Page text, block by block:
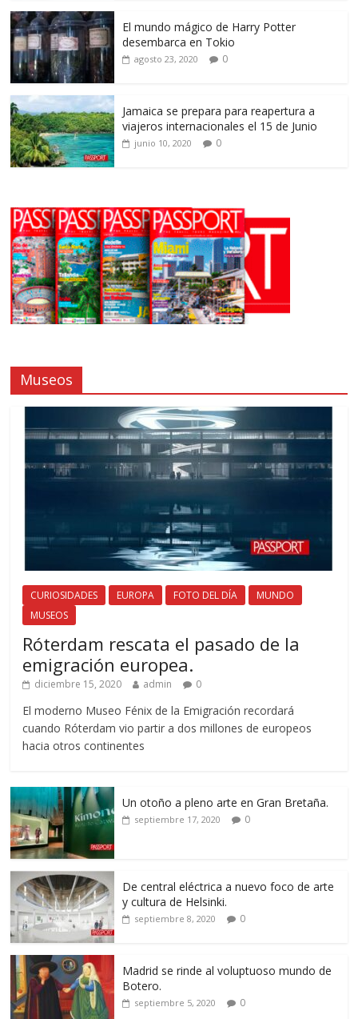
El mundo mágico de Harry Potter
desembarca en Tokio
agosto 23, 2020 0
Jamaica se prepara para reapertura a
viajeros internacionales el 15 de Junio
junio 10, 2020 0
Museos
CURIOSIDADES EUROPA FOTO DEL DÍA
MUNDO
MUSEOS
Róterdam rescata el pasado de la
emigración europea.
diciembre 15, 2020 admin 0
El moderno Museo Fénix de la Emigración recordará
cuando Róterdam vio partir a dos millones de europeos
hacia otros continentes
Un otoño a pleno arte en Gran Bretaña.
septiembre 17, 2020 0
De central eléctrica a nuevo foco de arte
y cultura de Helsinki.
septiembre 8, 2020 0
Madrid se rinde al voluptuoso mundo de
Botero.
septiembre 5, 2020 0